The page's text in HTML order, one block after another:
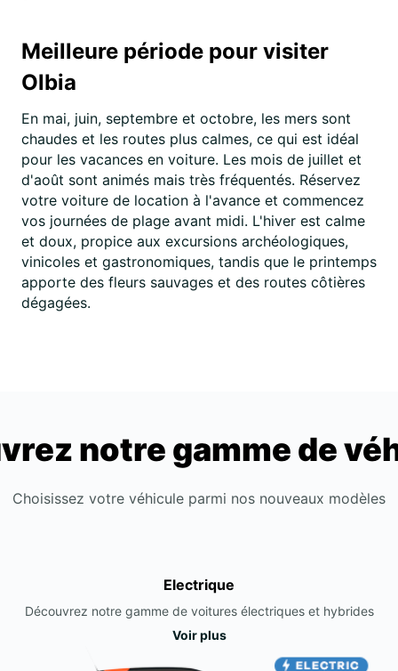
Meilleure période pour visiter
Olbia
En mai, juin, septembre et octobre, les mers sont
chaudes et les routes plus calmes, ce qui est idéal
pour les vacances en voiture. Les mois de juillet et
d'août sont animés mais très fréquentés. Réservez
votre voiture de location à l'avance et commencez
vos journées de plage avant midi. L'hiver est calme
et doux, propice aux excursions archéologiques,
vinicoles et gastronomiques, tandis que le printemps
apporte des fleurs sauvages et des routes côtières
dégagées.
notre gamme de
Choisissez votre véhicule parmi nos nouveaux modèles
Electrique
Découvrez notre gamme de voitures électriques et hybrides
Voir plus